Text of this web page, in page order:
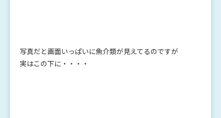
写真だと画面いっぱいに魚介類が見えてるのですが
実はこの下に・・・・